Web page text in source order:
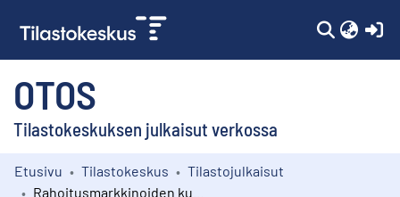
OTOS
Tilastokeskuksen julkaisut verkossa
Kokoelmat
Etusivu Tilastokeskus
Tilastojulkaisut